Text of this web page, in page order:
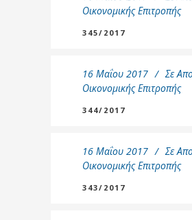
Οικονομικής Επιτροπής
345/2017
16 Μαΐου 2017 Σε
Οικονομικής Επιτροπής
344/2017
16 Μαΐου 2017 Σε
Οικονομικής Επιτροπής
343/2017